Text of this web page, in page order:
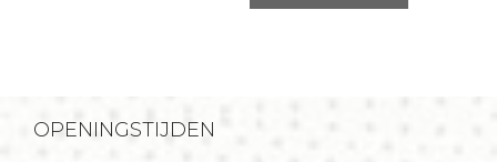
T
OPENINGSTIJDEN